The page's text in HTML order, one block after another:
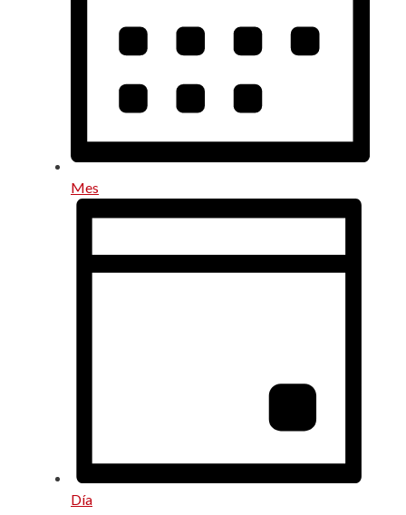
Mes
Día